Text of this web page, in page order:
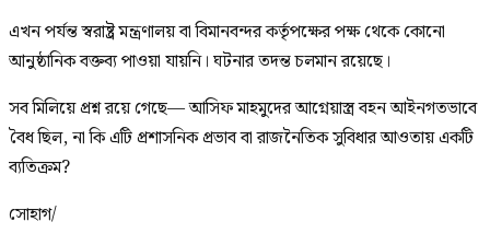
এখন পর্যন্ত স্বরাষ্ট্র মন্ত্রণালয় বা বিমানবন্দর কর্তৃপক্ষের পক্ষ থেকে কোনো
আনুষ্ঠানিক বক্তব্য পাওয়া যায়নি। ঘটনার তদন্ত চলমান রয়েছে।
সব মিলিয়ে প্রশ্ন রয়ে গেছে— আসিফ মাহমুদের আগ্নেয়াস্ত্র বহন আইনগতভাবে
বৈধ ছিল, না কি এটি প্রশাসনিক প্রভাব বা রাজনৈতিক সুবিধার আওতায় একটি
ব্যতিক্রম?
সোহাগ/